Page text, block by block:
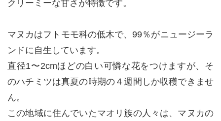
クリーミーな甘さが特徴です。
マヌカはフトモモ科の低木で、99％がニュージーラ
ンドに自生しています。
直径1〜2cmほどの白い可憐な花をつけますが、そ
のハチミツは真夏の時期の４週間しか収穫できませ
ん。
この地域に住んでいたマオリ族の人々は、マヌカの